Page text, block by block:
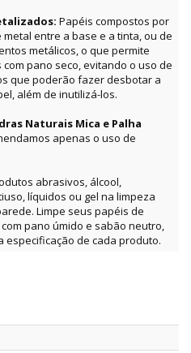
Papéis compostos por
metal entre a base e a tinta, ou de
metálicos, o que permite
pano seco, evitando o uso de
que poderão fazer desbotar a
além de inutilizá-los.
Naturais Mica e Palha
apenas o uso de
abrasivos, álcool,
líquidos ou gel na limpeza
Limpe seus papéis de
pano úmido e sabão neutro,
especificação de cada produto.